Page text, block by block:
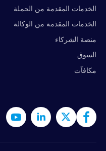
الخدمات المقدمة من الحملة
الخدمات المقدمة من الوكالة
منصة الشركاء
السوق
مكافآت